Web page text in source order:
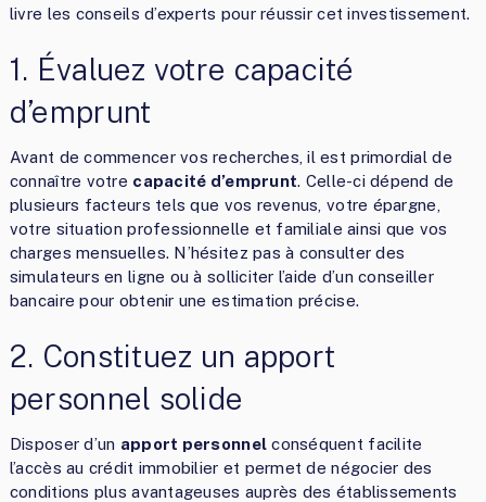
livre les conseils d’experts pour réussir cet investissement.
1. Évaluez votre capacité
d’emprunt
Avant de commencer vos recherches, il est primordial de
connaître votre capacité d’emprunt. Celle-ci dépend de
plusieurs facteurs tels que vos revenus, votre épargne,
votre situation professionnelle et familiale ainsi que vos
charges mensuelles. N’hésitez pas à consulter des
simulateurs en ligne ou à solliciter l’aide d’un conseiller
bancaire pour obtenir une estimation précise.
2. Constituez un apport
personnel solide
Disposer d’un apport personnel conséquent facilite
l’accès au crédit immobilier et permet de négocier des
conditions plus avantageuses auprès des établissements